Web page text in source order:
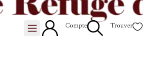
Compte Trouver